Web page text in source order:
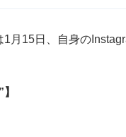
月15日、自身の